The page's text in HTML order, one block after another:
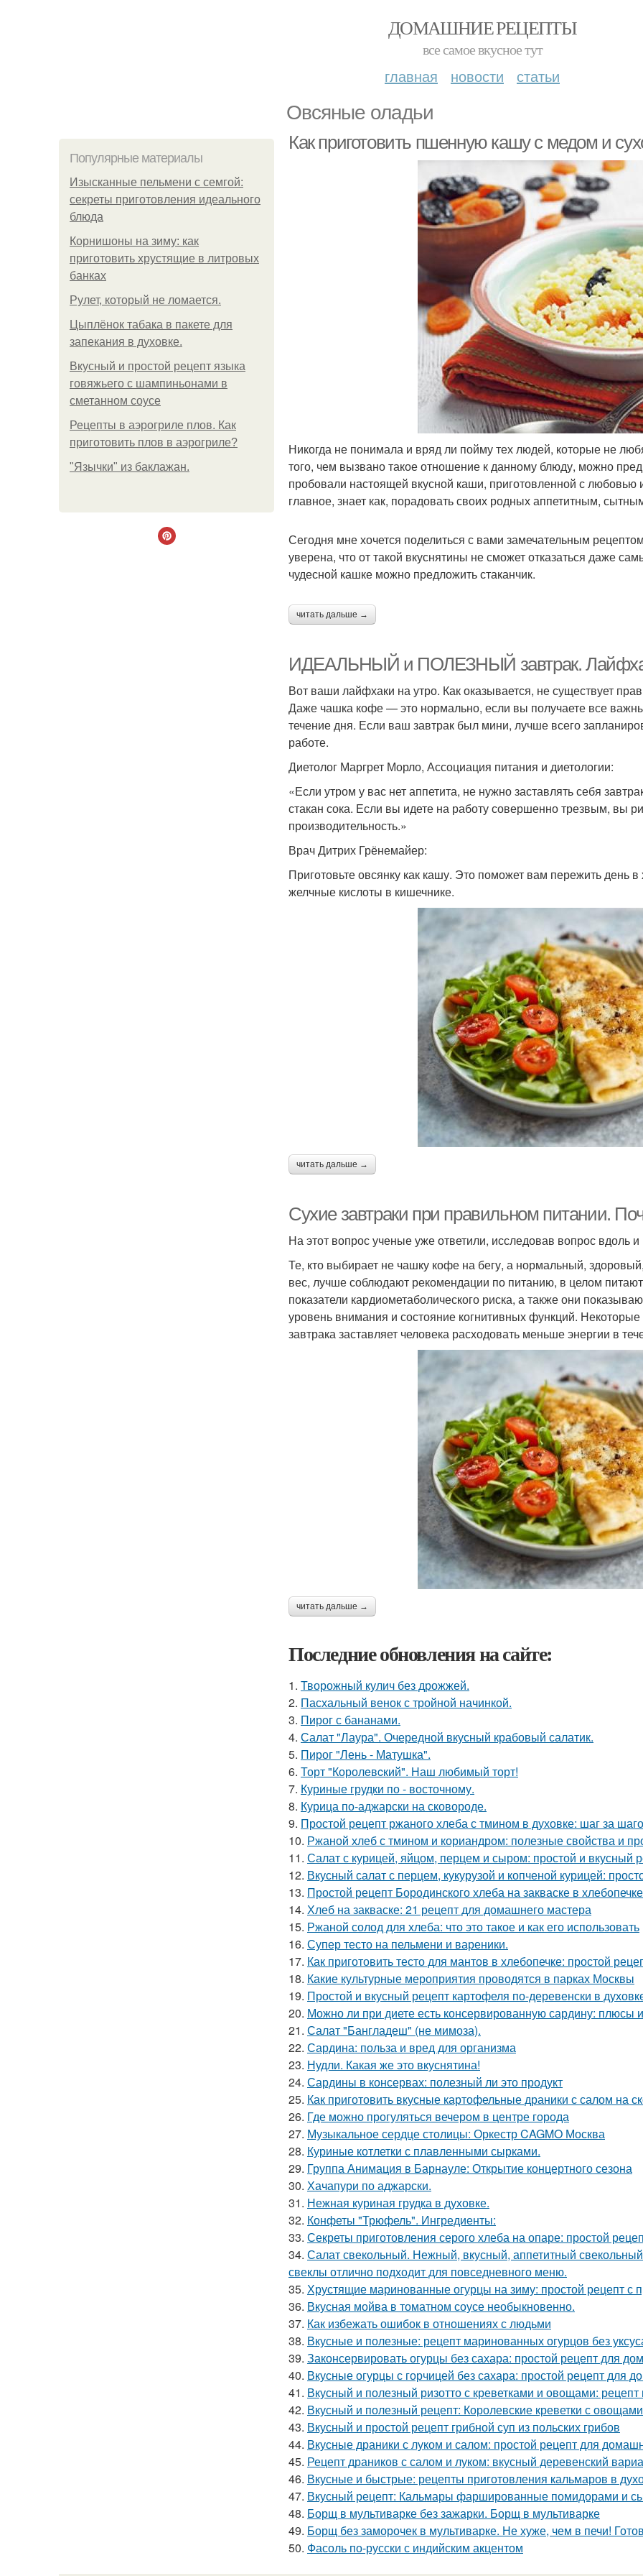
ДОМАШНИЕ РЕЦЕПТЫ
все самое вкусное тут
главная новости статьи
Овсяные оладьи
Популярные материалы
Изысканные пельмени с семгой:
секреты приготовления идеального
блюда
Корнишоны на зиму: как
приготовить хрустящие в литровых
банках
Рулет, который не ломается.
Цыплёнок табака в пакете для
запекания в духовке.
Вкусный и простой рецепт языка
говяжьего с шампиньонами в
сметанном соусе
Рецепты в аэрогриле плов. Как
приготовить плов в аэрогриле?
"Язычки" из баклажан.
Как приготовить пшенную кашу с медом и
Никогда не понимала и вряд ли пойму тех людей, которые не
того, чем вызвано такое отношение к данному блюду, можно
пробовали настоящей вкусной каши, приготовленной с любовью
главное, знает как, порадовать своих родных аппетитным,
Сегодня мне хочется поделиться с вами замечательным
уверена, что от такой вкуснятины не сможет отказаться даже
чудесной кашке можно предложить стаканчик.
читать дальше →
ИДЕАЛЬНЫЙ и ПОЛЕЗНЫЙ завтрак.
Вот ваши лайфхаки на утро. Как оказывается, не существует
Даже чашка кофе — это нормально, если вы получаете все
течение дня. Если ваш завтрак был мини, лучше всего
работе.
Диетолог Маргрет Морло, Ассоциация питания и диетологии:
«Если утром у вас нет аппетита, не нужно заставлять себя
стакан сока. Если вы идете на работу совершенно трезвым, вы
производительность.»
Врач Дитрих Грёнемайер:
Приготовьте овсянку как кашу. Это поможет вам пережить день
желчные кислоты в кишечнике.
читать дальше →
Сухие завтраки при правильном питании.
На этот вопрос ученые уже ответили, исследовав вопрос вдоль и
Те, кто выбирает не чашку кофе на бегу, а нормальный,
вес, лучше соблюдают рекомендации по питанию, в целом
показатели кардиометаболического риска, а также они
уровень внимания и состояние когнитивных функций. Некоторые
завтрака заставляет человека расходовать меньше энергии в
читать дальше →
Последние обновления на сайте:
1. Творожный кулич без дрожжей.
2. Пасхальный венок с тройной начинкой.
3. Пирог с бананами.
4. Салат "Лаура". Очередной вкусный крабовый салатик.
5. Пирог "Лень - Матушка".
6. Торт "Королeвcкий". Наш любимый торт!
7. Куриные грудки по - восточному.
8. Курица по-аджарски на сковороде.
9. Простой рецепт ржаного хлеба с тмином в духовке: шаг за
10. Ржаной хлеб с тмином и кориандром: полезные свойства и
11. Салат с курицей, яйцом, перцем и сыром: простой и вкусный
12. Вкусный салат с перцем, кукурузой и копченой курицей:
13. Простой рецепт Бородинского хлеба на закваске в хлебопечке
14. Хлеб на закваске: 21 рецепт для домашнего мастера
15. Ржаной солод для хлеба: что это такое и как его использовать
16. Супер тесто на пельмени и вареники.
17. Как приготовить тесто для мантов в хлебопечке: простой
18. Какие культурные мероприятия проводятся в парках Москвы
19. Простой и вкусный рецепт картофеля по-деревенски в
20. Можно ли при диете есть консервированную сардину: плюсы
21. Салат "Бангладеш" (не мимоза).
22. Сардина: польза и вред для организма
23. Нудли. Какая же это вкуснятина!
24. Сардины в консервах: полезный ли это продукт
25. Как приготовить вкусные картофельные драники с салом на
26. Где можно прогуляться вечером в центре города
27. Музыкальное сердце столицы: Оркестр CAGMO Москва
28. Куриные котлетки с плавленными сырками.
29. Группа Анимация в Барнауле: Открытие концертного сезона
30. Хачапури по аджарски.
31. Нежная куриная грудка в духовке.
32. Конфеты "Трюфель". Ингредиенты:
33. Секреты приготовления серого хлеба на опаре: простой
34. Салат свекольный. Нежный, вкусный, аппетитный
свеклы отлично подходит для повседневного меню.
35. Хрустящие маринованные огурцы на зиму: простой рецепт с
36. Вкусная мойва в томатном соусе необыкновенно.
37. Как избежать ошибок в отношениях с людьми
38. Вкусные и полезные: рецепт маринованных огурцов без
39. Законсервировать огурцы без сахара: простой рецепт для
40. Вкусные огурцы с горчицей без сахара: простой рецепт для
41. Вкусный и полезный ризотто с креветками и овощами: рецепт
42. Вкусный и полезный рецепт: Королевские креветки с
43. Вкусный и простой рецепт грибной суп из польских грибов
44. Вкусные драники с луком и салом: простой рецепт для
45. Рецепт драников с салом и луком: вкусный деревенский
46. Вкусные и быстрые: рецепты приготовления кальмаров в
47. Вкусный рецепт: Кальмары фаршированные помидорами и
48. Борщ в мультиварке без зажарки. Борщ в мультиварке
49. Борщ без заморочек в мультиварке. Не хуже, чем в печи!
50. Фасоль по-русски с индийским акцентом